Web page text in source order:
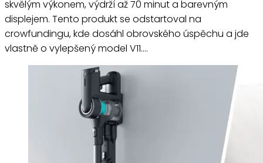
skvělým výkonem, výdrží až 70 minut a barevným
displejem. Tento produkt se odstartoval na
crowfundingu, kde dosáhl obrovského úspěchu a jde
vlastně o vylepšený model V11.…